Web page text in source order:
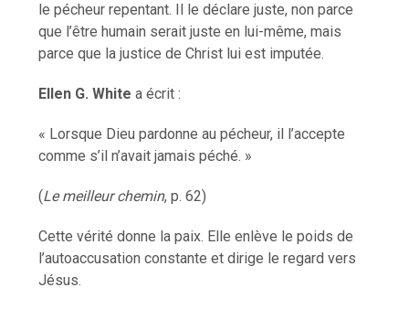
le pécheur repentant. Il le déclare juste, non parce
que l’être humain serait juste en lui-même, mais
parce que la justice de Christ lui est imputée.
Ellen G. White a écrit :
« Lorsque Dieu pardonne au pécheur, il l’accepte
comme s’il n’avait jamais péché. »
(Le meilleur chemin, p. 62)
Cette vérité donne la paix. Elle enlève le poids de
l’autoaccusation constante et dirige le regard vers
Jésus.